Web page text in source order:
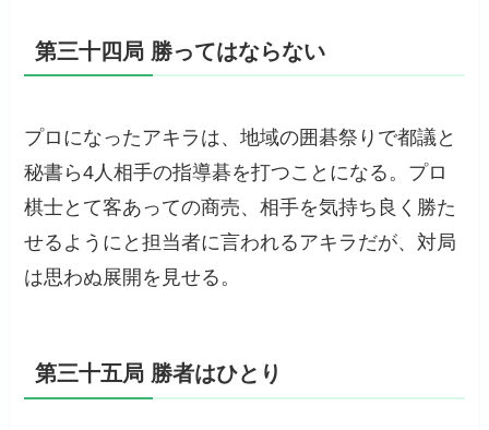
第三十四局 勝ってはならない
プロになったアキラは、地域の囲碁祭りで都議と
秘書ら4人相手の指導碁を打つことになる。プロ
棋士とて客あっての商売、相手を気持ち良く勝た
せるようにと担当者に言われるアキラだが、対局
は思わぬ展開を見せる。
第三十五局 勝者はひとり